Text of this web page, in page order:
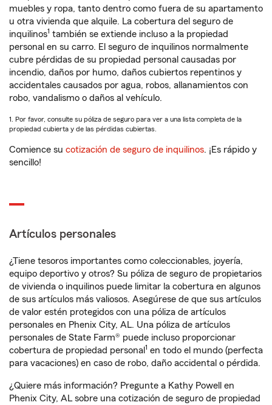
muebles y ropa, tanto dentro como fuera de su apartamento
u otra vivienda que alquile. La cobertura del seguro de
inquilinos1 también se extiende incluso a la propiedad
personal en su carro. El seguro de inquilinos normalmente
cubre pérdidas de su propiedad personal causadas por
incendio, daños por humo, daños cubiertos repentinos y
accidentales causados por agua, robos, allanamientos con
robo, vandalismo o daños al vehículo.
1. Por favor, consulte su póliza de seguro para ver a una lista completa de la
propiedad cubierta y de las pérdidas cubiertas.
Comience su cotización de seguro de inquilinos. ¡Es rápido y
sencillo!
Artículos personales
¿Tiene tesoros importantes como coleccionables, joyería,
equipo deportivo y otros? Su póliza de seguro de propietarios
de vivienda o inquilinos puede limitar la cobertura en algunos
de sus artículos más valiosos. Asegúrese de que sus artículos
de valor estén protegidos con una póliza de artículos
personales en Phenix City, AL. Una póliza de artículos
personales de State Farm® puede incluso proporcionar
cobertura de propiedad personal 1 en todo el mundo (perfecta
para vacaciones) en caso de robo, daño accidental o pérdida.
¿Quiere más información? Pregunte a Kathy Powell en
Phenix City, AL sobre una cotización de seguro de propiedad